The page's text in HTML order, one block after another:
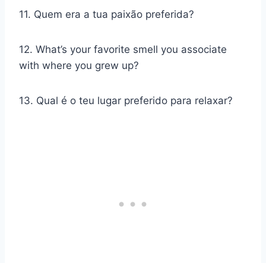
11. Quem era a tua paixão preferida?
12. What’s your favorite smell you associate
with where you grew up?
13. Qual é o teu lugar preferido para relaxar?